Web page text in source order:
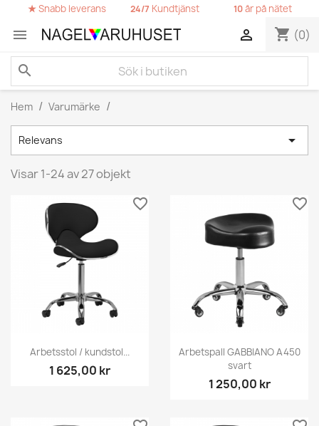
★Snabb leverans 24/7 Kundtjänst 10år på nätet
 shopping_cart (0)

search
Hem Varumärke
Relevans 
Visar 1-24 av 27 objekt
Arbetsstol / kundstol...
1 625,00 kr
favorite_border
Arbetspall GABBIANO A450
svart
1 250,00 kr
favorite_border